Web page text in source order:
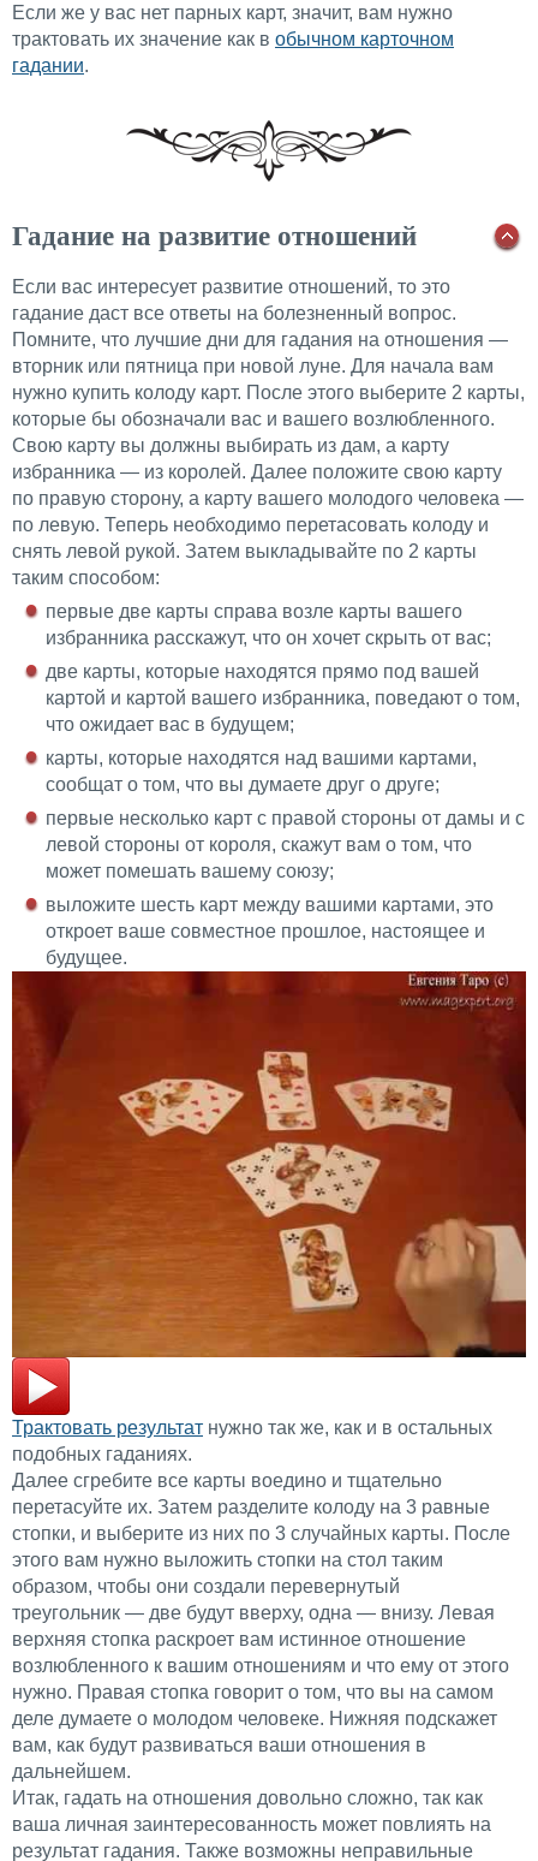
Если же у вас нет парных карт, значит, вам нужно
трактовать их значение как в обычном карточном
гадании.
Гадание на развитие отношений
Если вас интересует развитие отношений, то это
гадание даст все ответы на болезненный вопрос.
Помните, что лучшие дни для гадания на отношения —
вторник или пятница при новой луне. Для начала вам
нужно купить колоду карт. После этого выберите 2 карты,
которые бы обозначали вас и вашего возлюбленного.
Свою карту вы должны выбирать из дам, а карту
избранника — из королей. Далее положите свою карту
по правую сторону, а карту вашего молодого человека —
по левую. Теперь необходимо перетасовать колоду и
снять левой рукой. Затем выкладывайте по 2 карты
таким способом:
первые две карты справа возле карты вашего
избранника расскажут, что он хочет скрыть от вас;
две карты, которые находятся прямо под вашей
картой и картой вашего избранника, поведают о том,
что ожидает вас в будущем;
карты, которые находятся над вашими картами,
сообщат о том, что вы думаете друг о друге;
первые несколько карт с правой стороны от дамы и с
левой стороны от короля, скажут вам о том, что
может помешать вашему союзу;
выложите шесть карт между вашими картами, это
откроет ваше совместное прошлое, настоящее и
будущее.
Трактовать результат нужно так же, как и в остальных
подобных гаданиях.
Далее сгребите все карты воедино и тщательно
перетасуйте их. Затем разделите колоду на 3 равные
стопки, и выберите из них по 3 случайных карты. После
этого вам нужно выложить стопки на стол таким
образом, чтобы они создали перевернутый
треугольник — две будут вверху, одна — внизу. Левая
верхняя стопка раскроет вам истинное отношение
возлюбленного к вашим отношениям и что ему от этого
нужно. Правая стопка говорит о том, что вы на самом
деле думаете о молодом человеке. Нижняя подскажет
вам, как будут развиваться ваши отношения в
дальнейшем.
Итак, гадать на отношения довольно сложно, так как
ваша личная заинтересованность может повлиять на
результат гадания. Также возможны неправильные